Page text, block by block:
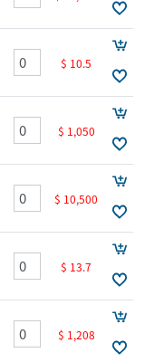
$ 10.5
$ 1,050
$ 10,500
$ 13.7
$ 1,208